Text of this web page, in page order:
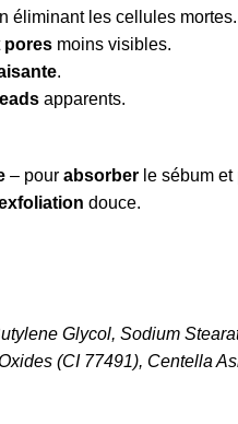
éliminant les cellules mortes.
pores moins visibles.
.
apparents.
– pour absorber le sébum et
douce.
Glycol, Sodium
(CI 77491), Centella